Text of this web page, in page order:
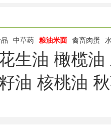
中草药 粮油米面 禽畜肉蛋
生油 橄榄油
油 核桃油